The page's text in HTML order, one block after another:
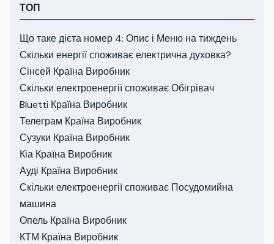
ТОП
Що таке дієта номер 4: Опис і Меню на тиждень
Скільки енергії споживає електрична духовка?
Сінсей Країна Виробник
Скільки електроенергії споживає Обігрівач
Bluetti Країна Виробник
Телеграм Країна Виробник
Сузуки Країна Виробник
Кіа Країна Виробник
Ауді Країна Виробник
Скільки електроенергії споживає Посудомийна
машина
Опель Країна Виробник
КТМ Країна Виробник